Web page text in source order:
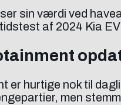
sin værdi ved
af 2024 Kia
er hurtige nok til
men